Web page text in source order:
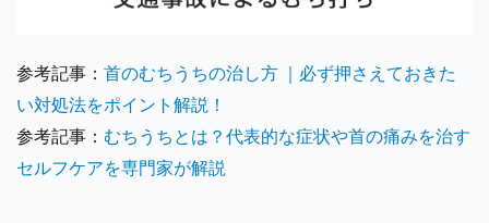
参考記事： 首のむちうちの治し方 ｜必ず押さえておきた
い対処法をポイント解説！
参考記事： むちうちとは？代表的な症状や首の痛みを治す
セルフケアを専門家が解説